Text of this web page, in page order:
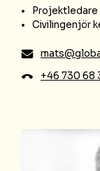
Projektledare
Civilingenjör
+46 730 68